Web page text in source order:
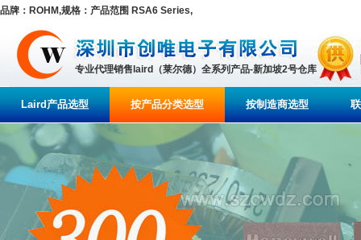
品牌：ROHM,规格：产品范围 RSA6 Series,
专业代理销售laird（莱尔德）全系列产品-新加坡2号仓库
Laird产品选型 按产品分类选型 按制造商选型